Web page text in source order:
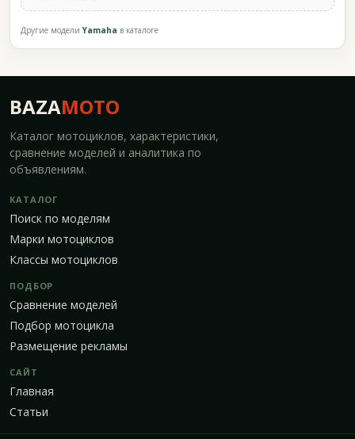
Другие моделиYamaha в каталоге
BAZAMOTO
Каталог мотоциклов, характеристики,
сравнение моделей и аналитика по
объявлениям.
КАТАЛОГ
Поиск по моделям
Марки мотоциклов
Классы мотоциклов
ПОДБОР
Сравнение моделей
Подбор мотоцикла
Размещение рекламы
САЙТ
Главная
Статьи